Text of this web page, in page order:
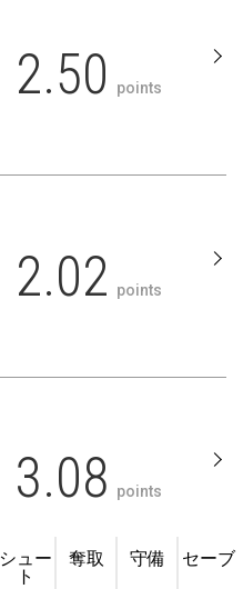
2.50 points
2.02 points
3.08 points
シュー
ト
奪取 守備 セーブ